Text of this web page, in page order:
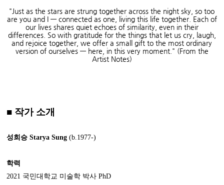
"Just as the stars are strung together across the night sky, so too
are you and I — connected as one, living this life together. Each of
our lives shares quiet echoes of similarity, even in their
differences. So with gratitude for the things that let us cry, laugh,
and rejoice together, we offer a small gift to the most ordinary
version of ourselves — here, in this very moment." (From the
Artist Notes)
■ 작가 소개
성희승Starya Sung (b.1977-)
학력
2021 국민대학교 미술학 박사PhD